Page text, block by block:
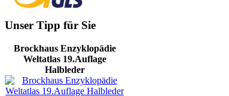
Unser Tipp für Sie
Brockhaus Enzyklopädie
Weltatlas 19.Auflage
Halbleder